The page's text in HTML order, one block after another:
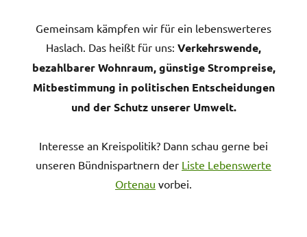
Gemeinsam kämpfen wir für ein lebenswerteres
Haslach. Das heißt für uns: Verkehrswende,
bezahlbarer Wohnraum, günstige Strompreise,
Mitbestimmung in politischen Entscheidungen
und der Schutz unserer Umwelt.
Interesse an Kreispolitik? Dann schau gerne bei
unseren Bündnispartnern der Liste Lebenswerte
Ortenau vorbei.